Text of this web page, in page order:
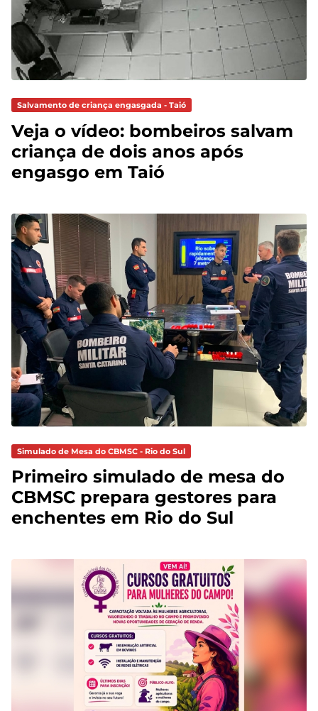
Salvamento de criança engasgada - Taió
Veja o vídeo: bombeiros salvam
criança de dois anos após
engasgo em Taió
Simulado de Mesa do CBMSC - Rio do Sul
Primeiro simulado de mesa do
CBMSC prepara gestores para
enchentes em Rio do Sul